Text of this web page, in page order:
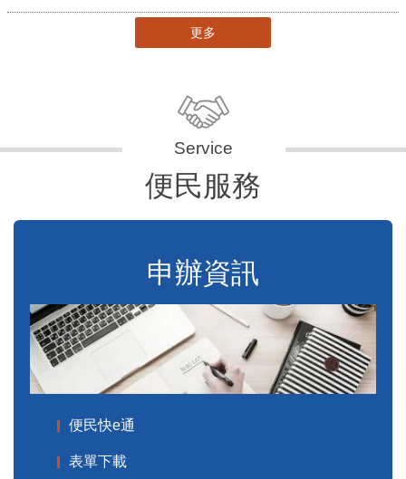
更多
便民服務
申辦資訊
便民快e通
表單下載